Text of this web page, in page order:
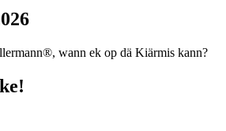
wann ek op dä Kiärmis kann?